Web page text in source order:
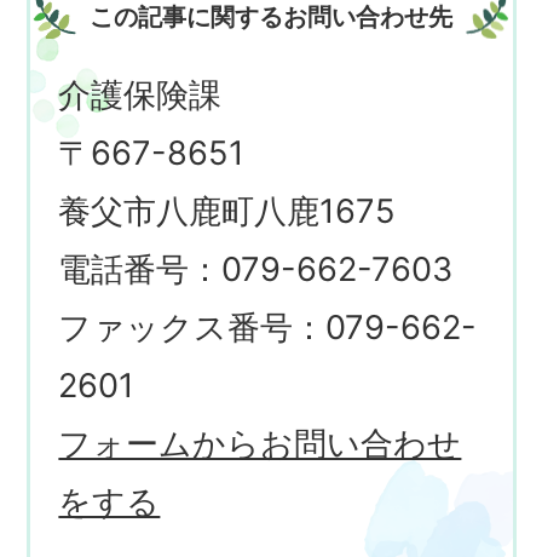
この記事に関するお問い合わせ先
介護保険課
〒667-8651
養父市八鹿町八鹿1675
電話番号：079-662-7603
ファックス番号：079-662-
2601
フォームからお問い合わせ
をする